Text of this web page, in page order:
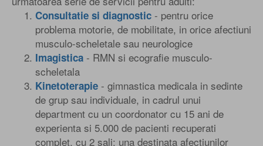
Consultatie si diagnostic - pentru orice
problema motorie, de mobilitate, in orice afectiuni
musculo-scheletale sau neurologice
Imagistica - RMN si ecografie musculo-
scheletala
Kinetoterapie - gimnastica medicala in sedinte
de grup sau individuale, in cadrul unui
department cu un coordonator cu 15 ani de
experienta si 5.000 de pacienti recuperati
complet, cu 2 sali: una destinata afectiunilor